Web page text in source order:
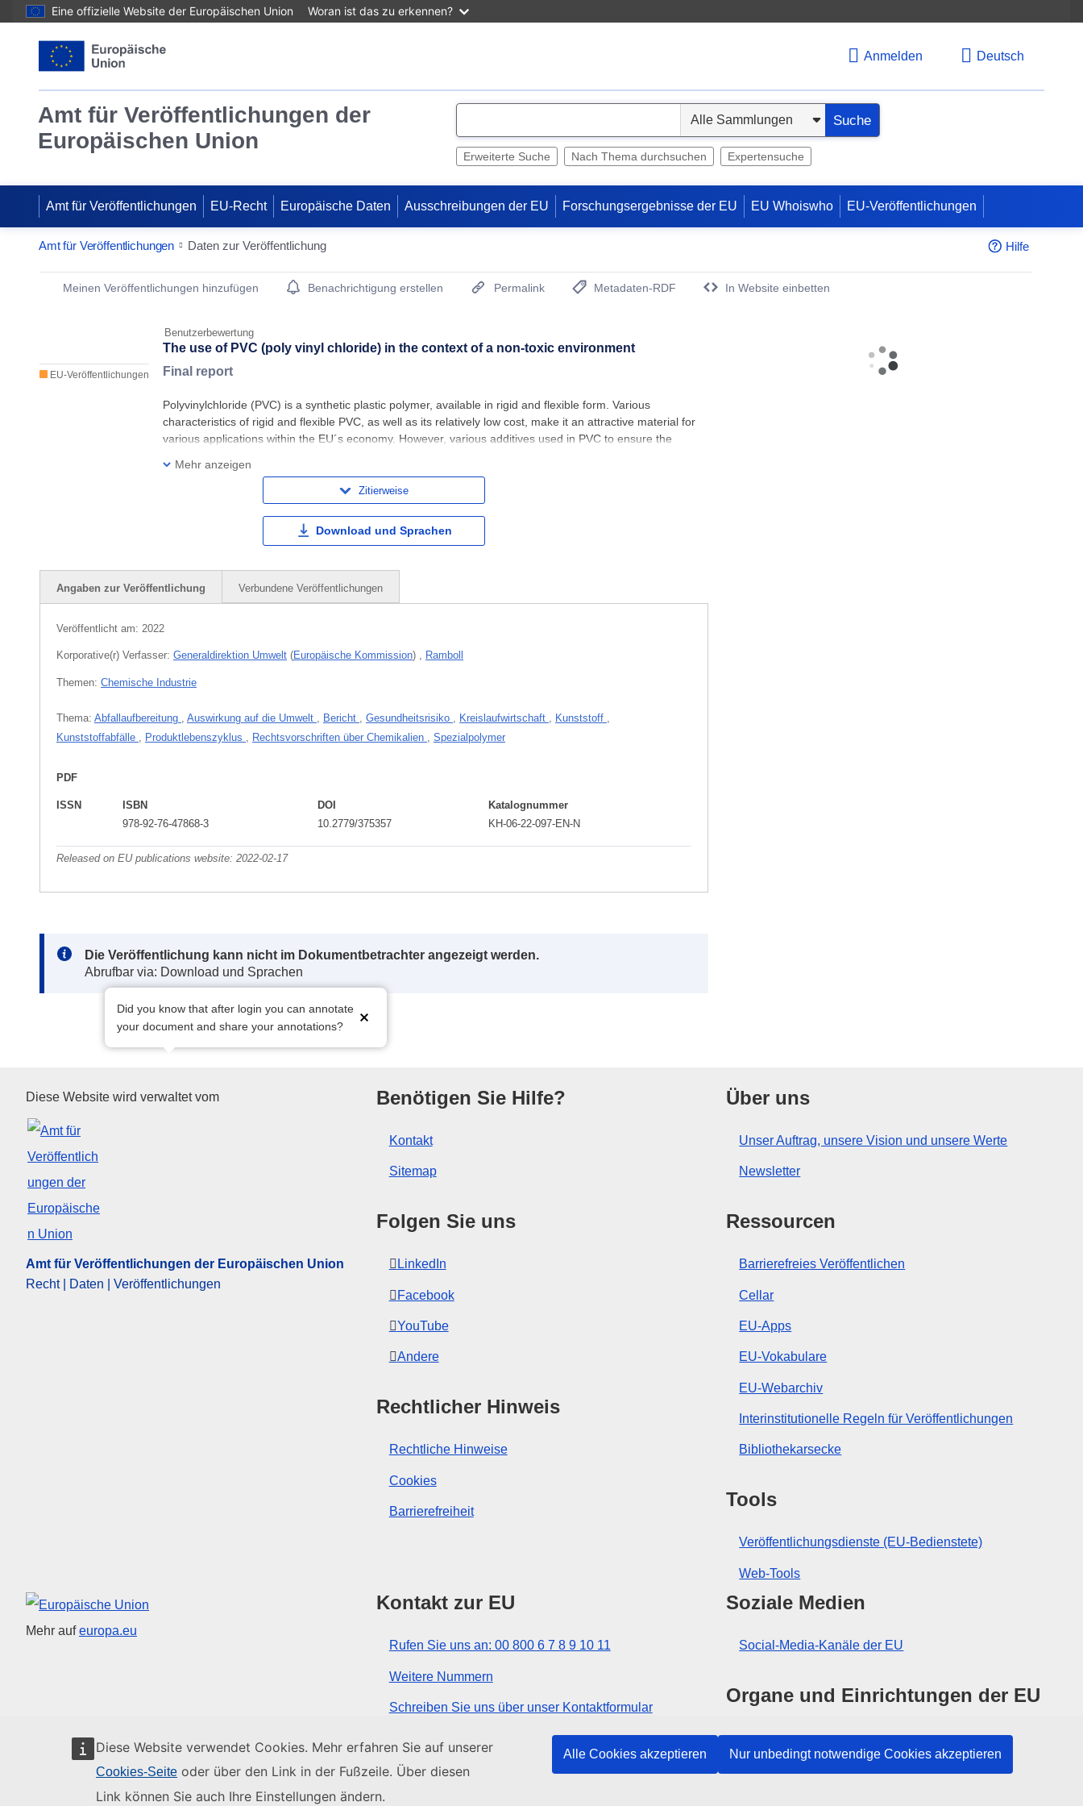
Eine offizielle Website der Europäischen Union Woran ist das zu erkennen?
Diese Website verwendet Cookies. Mehr erfahren Sie auf unserer
Cookies-Seite oder über den Link in der Fußzeile. Über diesen
Link können Sie auch Ihre Einstellungen ändern.
Alle Cookies akzeptieren Nur unbedingt notwendige Cookies akzeptieren
Anmelden Deutsch
Amt für Veröffentlichungen der
Europäischen Union
e
Suche
Erweiterte Suche Nach Thema durchsuchen Expertensuche
Amt für Veröffentlichungen EU-Recht Europäische Daten Ausschreibungen der EU Forschungsergebnisse der EU EU Whoiswho EU-Veröffentlichungen
Amt für Veröffentlichungen Daten zur Veröffentlichung Hilfe
Publication Detail Actions Portlet
Meinen Veröffentlichungen hinzufügen Benachrichtigung erstellen Permalink
Metadaten-RDF
In Website einbetten
Benutzerbewertung
EU-Veröffentlichungen
The use of PVC (poly vinyl chloride) in the context of a non-toxic environment
Final report
Polyvinylchloride (PVC) is a synthetic plastic polymer, available in rigid and flexible form. Various
characteristics of rigid and flexible PVC, as well as its relatively low cost, make it an attractive material for
various applications within the EU´s economy. However, various additives used in PVC to ensure the
Mehr anzeigen
Zitierweise
Download und Sprachen
Angaben zur Veröffentlichung Verbundene Veröffentlichungen
Veröffentlicht am: 2022
Korporative(r) Verfasser: Generaldirektion Umwelt (Europäische Kommission) Ramboll
Themen: Chemische Industrie
Thema: Abfallaufbereitung Auswirkung auf die Umwelt Bericht Gesundheitsrisiko Kreislaufwirtschaft Kunststoff
Kunststoffabfälle
Produktlebenszyklus Rechtsvorschriften über Chemikalien Spezialpolymer
PDF
ISSN
ISBN
978-92-76-47868-3
DOI
10.2779/375357
Katalognummer
KH-06-22-097-EN-N
Released on EU publications website: 2022-02-17
Note:
Die Veröffentlichung kann nicht im Dokumentbetrachter angezeigt werden.
Abrufbar via: Download und Sprachen
Did you know that after login you can annotate
your document and share your annotations?
Amt für Veröffentlichungen der Europäischen Union
Diese Website wird verwaltet vom
Amt für Veröffentlichungen der Europäischen Union
Recht | Daten | Veröffentlichungen
Benötigen Sie Hilfe?
Kontakt
Sitemap
Folgen Sie uns
LinkedIn
Facebook
YouTube
Andere
Rechtlicher Hinweis
Rechtliche Hinweise
Cookies
Barrierefreiheit
Über uns
Unser Auftrag, unsere Vision und unsere Werte
Newsletter
Ressourcen
Barrierefreies Veröffentlichen
Cellar
EU-Apps
EU-Vokabulare
EU-Webarchiv
Interinstitutionelle Regeln für Veröffentlichungen
Bibliothekarsecke
Tools
Veröffentlichungsdienste (EU-Bedienstete)
Web-Tools
Europäische Union
Mehr aufeuropa.eu
Kontakt zur EU
Rufen Sie uns an: 00 800 6 7 8 9 10 11
Weitere Nummern
Schreiben Sie uns über unser Kontaktformular
Kommen Sie in einem der EU-Zentren vorbei
Soziale Medien
Social-Media-Kanäle der EU
Organe und Einrichtungen der EU
Suche nach Institutionen und Einrichtungen der